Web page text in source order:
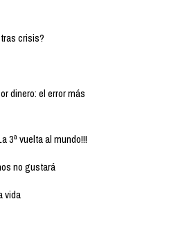
crisis?
dinero: el error más
3ª vuelta al mundo!!!
no gustará
vida